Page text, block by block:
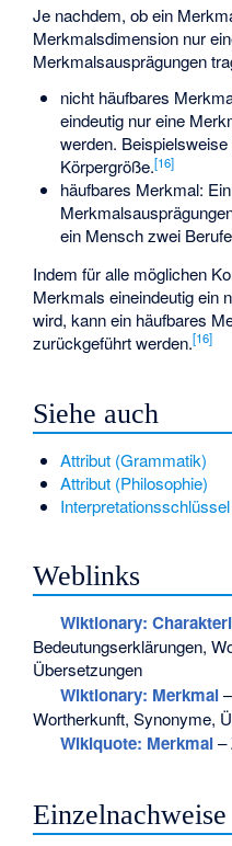
Je nachdem, ob ein
Merkmalsdimension nur
Merkmalsausprägungen
nicht häufbares
eindeutig nur eine
werden.
Körpergröße.[16]
häufbares Merkmal:
ein Mensch zwei
Indem für alle möglichen
Merkmals eineindeutig ein
wird, kann ein häufbares
zurückgeführt werden.[16]
Siehe auch
Attribut (Grammatik)
Attribut (Philosophie)
Interpretationsschlüssel
Weblinks
Wiktionary:
Bedeutungserklärungen,
Übersetzungen
Wiktionary: Merkmal–
Wortherkunft, Synonyme,
Wikiquote: Merkmal–
Einzelnachweise